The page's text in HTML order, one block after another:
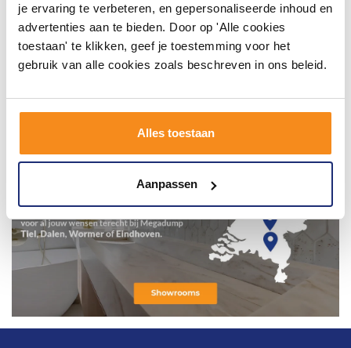
je ervaring te verbeteren, en gepersonaliseerde inhoud en
advertenties aan te bieden. Door op 'Alle cookies
toestaan' te klikken, geef je toestemming voor het
gebruik van alle cookies zoals beschreven in ons beleid.
Alles toestaan
Aanpassen